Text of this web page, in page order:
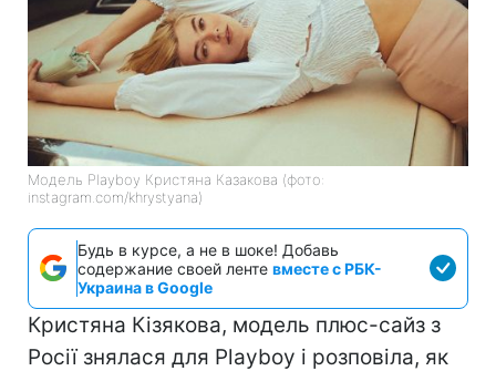
Модель Playboy Кристяна Казакова (фото:
instagram.com/khrystyana)
Будь в курсе, а не в шоке! Добавь
содержание своей ленте вместе с РБК-
Украина в Google
Кристяна Кізякова, модель плюс-сайз з
Росії знялася для Playboy і розповіла, як